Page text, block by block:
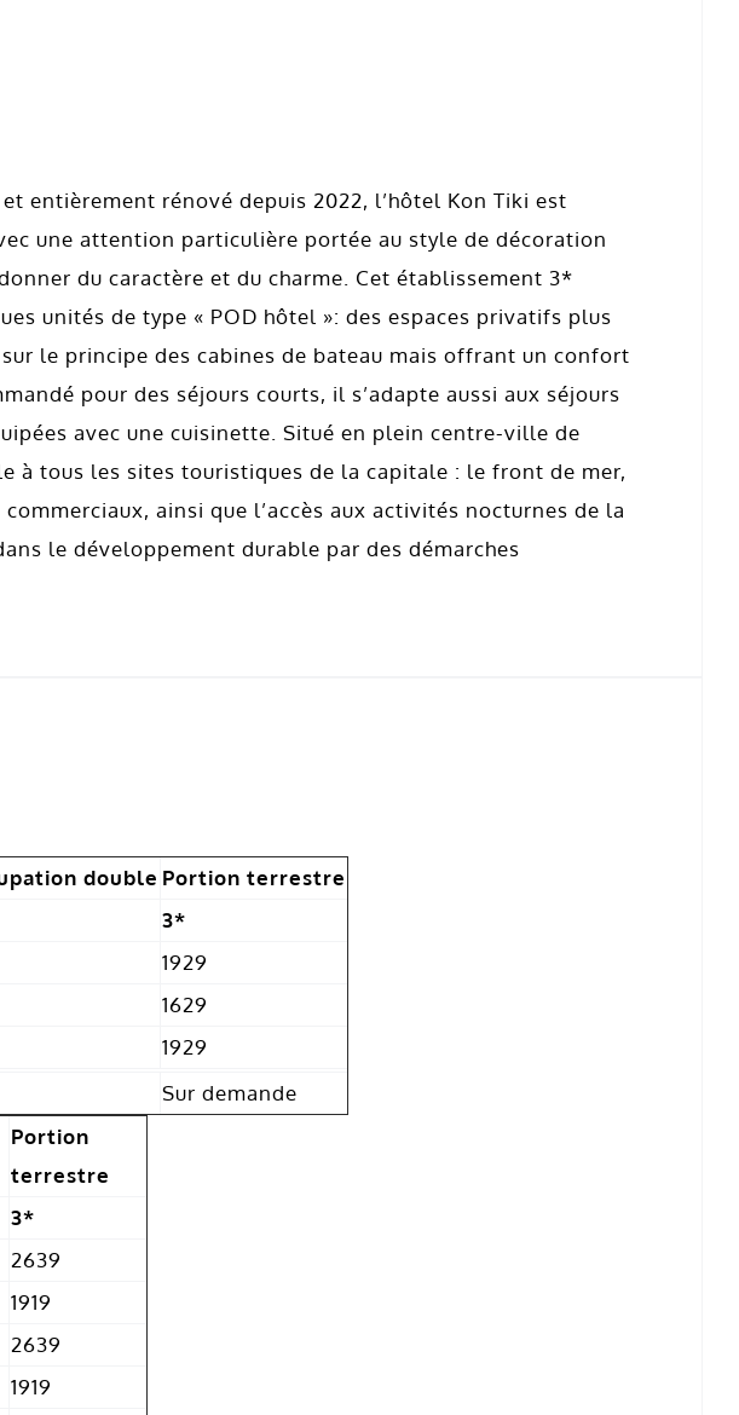
entièrement rénové depuis 2022, l’hôtel Kon Tiki est
une attention particulière portée au style de décoration
du caractère et du charme. Cet établissement 3*
unités de type « POD hôtel »: des espaces privatifs plus
le principe des cabines de bateau mais offrant un confort
pour des séjours courts, il s’adapte aussi aux séjours
avec une cuisinette. Situé en plein centre-ville de
à tous les sites touristiques de la capitale : le front de mer,
ainsi que l’accès aux activités nocturnes de la
le développement durable par des démarches
double Portion terrestre
3*
1929
1629
1929
Sur demande
Portion
terrestre
3*
2639
1919
2639
1919